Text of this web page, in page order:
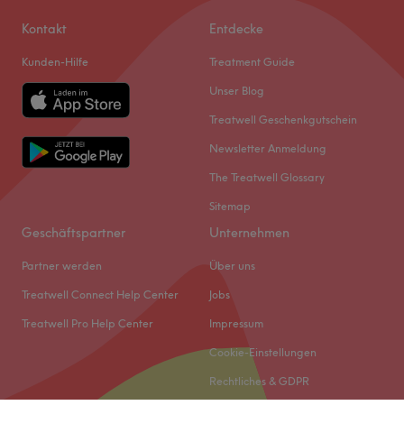
Kontakt
Kunden-Hilfe
Entdecke
Treatment Guide
Unser Blog
Treatwell Geschenkgutschein
Newsletter Anmeldung
The Treatwell Glossary
Sitemap
Geschäftspartner
Partner werden
Treatwell Connect Help Center
Treatwell Pro Help Center
Unternehmen
Über uns
Jobs
Impressum
Cookie-Einstellungen
Rechtliches & GDPR